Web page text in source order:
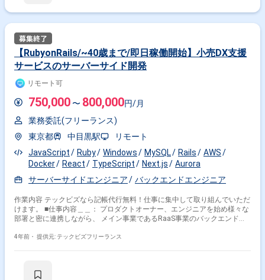
【RubyonRails/~40歳まで/即日稼働開始】小売DX支援
サービスのサーバーサイド開発
リモート可
750,000 〜 800,000円/月
業務委託(フリーランス)
東京都
中目黒駅
リモート
JavaScript
Ruby Windows MySQL Rails
AWS
Docker
React TypeScript Next.js
Aurora
サーバーサイドエンジニア
バックエンドエンジニア
作業内容 テックビズなら記帳代行無料！仕事に集中して取り組んでいただ
けます。 ■仕事内容＿＿： プロダクトオーナー、エンジニアを始め様々な
部署と密に連携しながら、 メイン事業であるRaaS事業のバックエンド開
内管理画面、商業施設担当者用管理画面等のバックエンド開発 ・運用業
Ruby,JavaScript,TypeScript ＤＢ＿＿＿＿：MySQL,AWS Aurora
4年前・ 提供元: テックビズフリーランス